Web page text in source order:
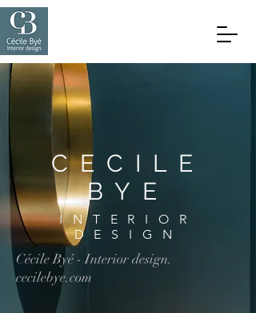
CECILE
BYE
INTERIOR
DESIGN
Cécile Byé - Interior design.
cecilebye.com